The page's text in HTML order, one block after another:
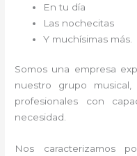
En tu día
Las nochecitas
Y muchísimas más.
Somos una empresa
nuestro grupo musical,
profesionales con
necesidad.
Nos caracterizamos